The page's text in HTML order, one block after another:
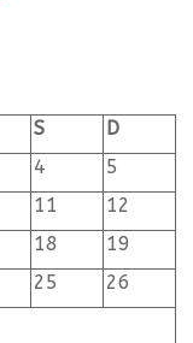
S
D
4
5
11
12
18
19
25
26